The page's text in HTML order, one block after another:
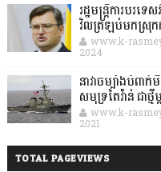
រដ្ឋមន្ត្រីការបរ
វិលត្រឡប់មកស្រុ
www.k-
2024
នាវាចម្បាំងបំពា
សមុទ្រតៃវ៉ាន់ ជា
www.k-
2021
TOTAL PAGEVIEWS